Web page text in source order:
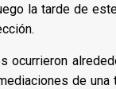
la tarde de
ocurrieron
de